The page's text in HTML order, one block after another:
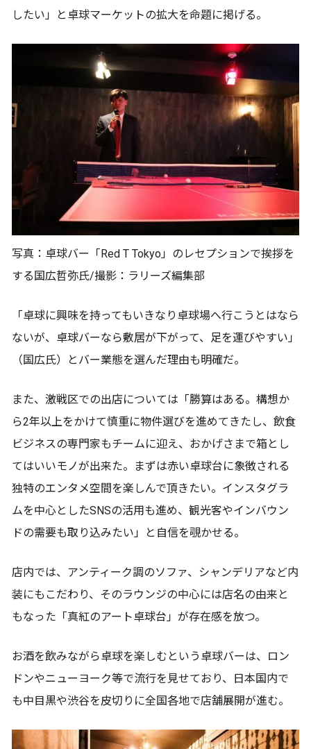
したい」と卓球マーケットの拡大を命題に掲げる。
写真：卓球バー「Red T Tokyo」のレセプションで挨拶を
する国広哲弥氏/撮影：ラリーズ編集部
「卓球に興味を持ってもいきなり卓球場へ行こうとはなら
ないが、卓球バーなら敷居が下がって、足を運びやすい」
（国広氏）とバー業態を選んだ理由も明確だ。
また、激戦区での出店については「勝算はある。構想か
ら2年以上をかけて慎重に物件選びを進めてきたし、飲食
ビジネスの専門家もチームに迎え、おかげさまで箱とし
てはいいモノが出来た。まずは赤い卓球台に象徴される
独特のエンタメ空間を楽しんで頂きたい。インスタグラ
ムを中心としたSNSの活用も進め、観光客やインバウン
ドの需要も取り込みたい」と自信を覗かせる。
店内では、アンティーク調のソファ、シャンデリアなど内
装にもこだわり、そのラウンジの中心には店名の由来と
もなった「真紅のアート卓球台」が存在感を放つ。
お酒を飲みながら卓球を楽しむという卓球バーは、ロン
ドンやニューヨーク等で流行を見せており、日本国内で
も中目黒や渋谷を皮切りに全国各地で店舗展開が進む。